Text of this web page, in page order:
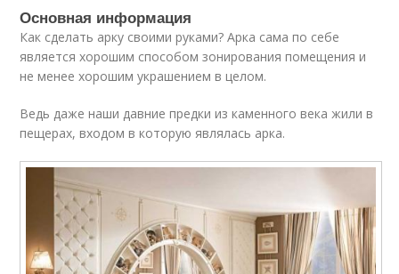
Основная информация
Как сделать арку своими руками? Арка сама по себе
является хорошим способом зонирования помещения и
не менее хорошим украшением в целом.
Ведь даже наши давние предки из каменного века жили в
пещерах, входом в которую являлась арка.